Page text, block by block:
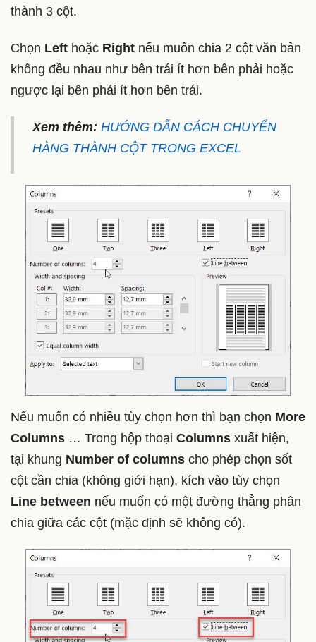
thành 3 cột.
Chọn Left hoặc Right nếu muốn chia 2 cột văn bản
không đều nhau như bên trái ít hơn bên phải hoặc
ngược lại bên phải ít hơn bên trái.
Xem thêm: HƯỚNG DẪN CÁCH CHUYỂN
HÀNG THÀNH CỘT TRONG EXCEL
Nếu muốn có nhiều tùy chọn hơn thì bạn chọn More
Columns … Trong hộp thoại Columns xuất hiện,
tại khung Number of columns cho phép chọn sốt
cột cần chia (không giới hạn), kích vào tùy chọn
Line between nếu muốn có một đường thẳng phân
chia giữa các cột (mặc định sẽ không có).